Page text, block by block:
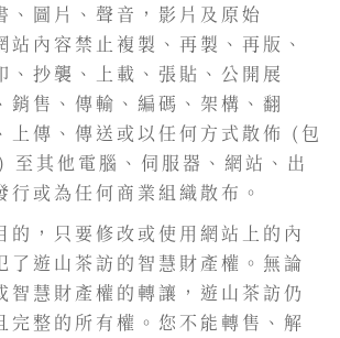
、圖片、聲音，影片及原始
站內容禁止複製、再製、再版、
、抄襲、上載、張貼、公開展
銷售、傳輸、編碼、架構、翻
上傳、傳送或以任何方式散佈 (包
其他電腦、伺服器、網站、出
行或為任何商業組織散布。
的，只要修改或使用網站上的內
了遊山茶訪的智慧財產權。無論
智慧財產權的轉讓，遊山茶訪仍
完整的所有權。您不能轉售、解